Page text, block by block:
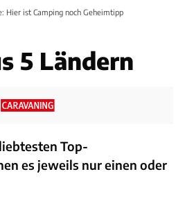
Hier ist Camping noch Geheimtipp
5 Ländern
Top-
es jeweils nur einen oder